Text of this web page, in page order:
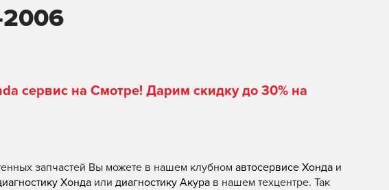
2006
сервис на Смотре! Дарим скидку до 30% на
запчастей Вы можете в нашем клубном автосервисе Хонда и
Хонда или диагностику Акура в нашем техцентре. Так